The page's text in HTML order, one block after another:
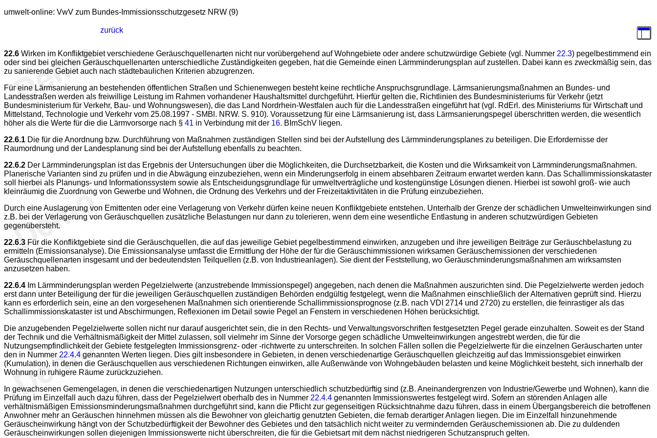
umwelt-online: VwV zum Bundes-Immissionsschutzgesetz NRW (9)
zurück
22.6 Wirken im Konfliktgebiet verschiedene Geräuschquellenarten nicht nur vorübergehend auf Wohngebiete oder andere schutzwürdige Gebiete (vgl. Nummer 22.3) pegelbestimmend ein
oder sind bei gleichen Geräuschquellenarten unterschiedliche Zuständigkeiten gegeben, hat die Gemeinde einen Lärmminderungsplan auf zustellen. Dabei kann es zweckmäßig sein, das
zu sanierende Gebiet auch nach städtebaulichen Kriterien abzugrenzen.
Für eine Lärmsanierung an bestehenden öffentlichen Straßen und Schienenwegen besteht keine rechtliche Anspruchsgrundlage. Lärmsanierungsmaßnahmen an Bundes- und
Landesstraßen werden als freiwillige Leistung im Rahmen vorhandener Haushaltsmittel durchgeführt. Hierfür gelten die, Richtlinien des Bundesministeriums für Verkehr (jetzt
Bundesministerium für Verkehr, Bau- und Wohnungswesen), die das Land Nordrhein-Westfalen auch für die Landesstraßen eingeführt hat (vgl. RdErl. des Ministeriums für Wirtschaft und
Mittelstand, Technologie und Verkehr vom 25.08.1997 - SMBl. NRW. S. 910). Voraussetzung für eine Lärmsanierung ist, dass Lärmsanierungspegel überschritten werden, die wesentlich
höher als die Werte für die die Lärmvorsorge nach § 41 in Verbindung mit der 16. BImSchV liegen.
22.6.1 Die für die Anordnung bzw. Durchführung von Maßnahmen zuständigen Stellen sind bei der Aufstellung des Lärmminderungsplanes zu beteiligen. Die Erfordernisse der
Raumordnung und der Landesplanung sind bei der Aufstellung ebenfalls zu beachten.
22.6.2 Der Lärmminderungsplan ist das Ergebnis der Untersuchungen über die Möglichkeiten, die Durchsetzbarkeit, die Kosten und die Wirksamkeit von Lärmminderungsmaßnahmen.
Planerische Varianten sind zu prüfen und in die Abwägung einzubeziehen, wenn ein Minderungserfolg in einem absehbaren Zeitraum erwartet werden kann. Das Schallimmissionskataster
soll hierbei als Planungs- und Informationssystem sowie als Entscheidungsgrundlage für umweltverträgliche und kostengünstige Lösungen dienen. Hierbei ist sowohl groß- wie auch
kleinräumig die Zuordnung von Gewerbe und Wohnen, die Ordnung des Verkehrs und der Freizeitaktivitäten in die Prüfung einzubeziehen.
Durch eine Auslagerung von Emittenten oder eine Verlagerung von Verkehr dürfen keine neuen Konfliktgebiete entstehen. Unterhalb der Grenze der schädlichen Umwelteinwirkungen sind
z.B. bei der Verlagerung von Geräuschquellen zusätzliche Belastungen nur dann zu tolerieren, wenn dem eine wesentliche Entlastung in anderen schutzwürdigen Gebieten
gegenübersteht.
22.6.3 Für die Konfliktgebiete sind die Geräuschquellen, die auf das jeweilige Gebiet pegelbestimmend einwirken, anzugeben und ihre jeweiligen Beiträge zur Geräuschbelastung zu
ermitteln (Emissionsanalyse). Die Emissionsanalyse umfasst die Ermittlung der Höhe der für die Geräuschimmissionen wirksamen Geräuschemissionen der verschiedenen
Geräuschquellenarten insgesamt und der bedeutendsten Teilquellen (z.B. von Industrieanlagen). Sie dient der Feststellung, wo Geräuschminderungsmaßnahmen am wirksamsten
anzusetzen haben.
22.6.4 Im Lärmminderungsplan werden Pegelzielwerte (anzustrebende Immissionspegel) angegeben, nach denen die Maßnahmen auszurichten sind. Die Pegelzielwerte werden jedoch
erst dann unter Beteiligung der für die jeweiligen Geräuschquellen zuständigen Behörden endgültig festgelegt, wenn die Maßnahmen einschließlich der Alternativen geprüft sind. Hierzu
kann es erforderlich sein, eine an den vorgesehenen Maßnahmen sich orientierende Schallimmissionsprognose (z.B. nach VDI 2714 und 2720) zu erstellen, die feinrastiger als das
Schallimmissionskataster ist und Abschirmungen, Reflexionen im Detail sowie Pegel an Fenstern in verschiedenen Höhen berücksichtigt.
Die anzugebenden Pegelzielwerte sollen nicht nur darauf ausgerichtet sein, die in den Rechts- und Verwaltungsvorschriften festgesetzten Pegel gerade einzuhalten. Soweit es der Stand
der Technik und die Verhältnismäßigkeit der Mittel zulassen, soll vielmehr im Sinne der Vorsorge gegen schädliche Umwelteinwirkungen angestrebt werden, die für die
Nutzungsempfindlichkeit der Gebiete festgelegten Immissionsgrenz- oder -richtwerte zu unterschreiten. In solchen Fällen sollen die Pegelzielwerte für die einzelnen Geräuscharten unter
den in Nummer 22.4.4 genannten Werten liegen. Dies gilt insbesondere in Gebieten, in denen verschiedenartige Geräuschquellen gleichzeitig auf das Immissionsgebiet einwirken
(Kumulation), in denen die Geräuschquellen aus verschiedenen Richtungen einwirken, alle Außenwände von Wohngebäuden belasten und keine Möglichkeit besteht, sich innerhalb der
Wohnung in ruhigere Räume zurückzuziehen.
In gewachsenen Gemengelagen, in denen die verschiedenartigen Nutzungen unterschiedlich schutzbedürftig sind (z.B. Aneinandergrenzen von Industrie/Gewerbe und Wohnen), kann die
Prüfung im Einzelfall auch dazu führen, dass der Pegelzielwert oberhalb des in Nummer 22.4.4 genannten Immissionswertes festgelegt wird. Sofern an störenden Anlagen alle
verhältnismäßigen Emissionsminderungsmaßnahmen durchgeführt sind, kann die Pflicht zur gegenseitigen Rücksichtnahme dazu führen, dass in einem Übergangsbereich die betroffenen
Anwohner mehr an Geräuschen hinnehmen müssen als die Bewohner von gleichartig genutzten Gebieten, die fernab derartiger Anlagen liegen. Die im Einzelfall hinzunehmende
Geräuscheinwirkung hängt von der Schutzbedürftigkeit der Bewohner des Gebietes und den tatsächlich nicht weiter zu vermindernden Geräuschemissionen ab. Die zu duldenden
Geräuscheinwirkungen sollen diejenigen Immissionswerte nicht überschreiten, die für die Gebietsart mit dem nächst niedrigeren Schutzanspruch gelten.